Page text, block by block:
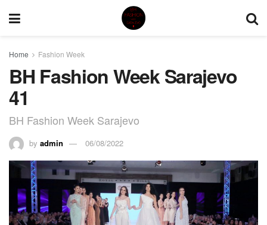
Home Fashion Week
BH Fashion Week Sarajevo
41
BH Fashion Week Sarajevo
by admin 06/08/2022